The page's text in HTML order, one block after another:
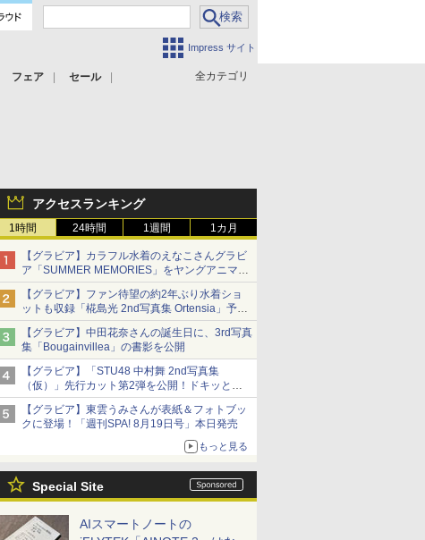
Impress サイト
全カテゴリ
フェア セール
アクセスランキング
1時間 24時間 1週間 1カ月
【グラビア】カラフル水着のえなこさんグラビ
ア「SUMMER MEMORIES」をヤングアニマル
Webで公開中
【グラビア】ファン待望の約2年ぶり水着ショ
ットも収録「椛島光 2nd写真集 Ortensia」予約
受付開始
10月30日発売
【グラビア】中田花奈さんの誕生日に、3rd写真
集「Bougainvillea」の書影を公開
【グラビア】「STU48 中村舞 2nd写真集
（仮）」先行カット第2弾を公開！ドキッとす
るランジェリーカットなど新たな挑戦
【グラビア】東雲うみさんが表紙＆フォトブッ
クに登場！「週刊SPA! 8月19日号」本日発売
もっと見る
Special Site
AIスマートノートの